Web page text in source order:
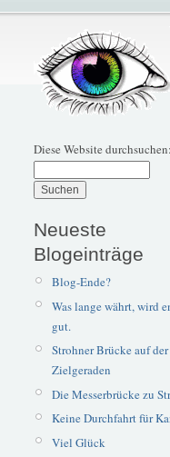
Diese Website durchsuchen:
Neueste
Blogeinträge
Blog-Ende?
Was lange währt, wird
gut.
Strohner Brücke auf der
Zielgeraden
Die Messerbrücke zu
Keine Durchfahrt für
Viel Glück